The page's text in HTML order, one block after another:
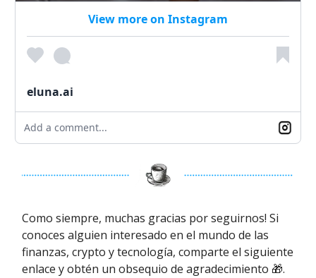
View more on Instagram
eluna.ai
Add a comment...
Como siempre, muchas gracias por seguirnos! Si
conoces alguien interesado en el mundo de las
finanzas, crypto y tecnología, comparte el siguiente
enlace y obtén un obsequio de agradecimiento 🎁.